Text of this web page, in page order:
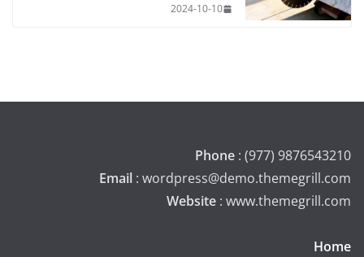
2024-10-10
Phone : (977) 9876543210
Email : wordpress@demo.themegrill.com
Website : www.themegrill.com
Home